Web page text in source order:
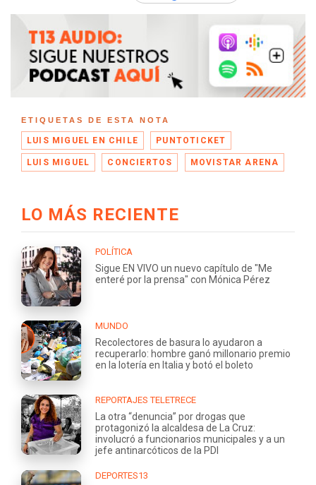
ETIQUETAS DE ESTA NOTA
LUIS MIGUEL EN CHILE PUNTOTICKET
LUIS MIGUEL CONCIERTOS MOVISTAR ARENA
LO MÁS RECIENTE
POLÍTICA
Sigue EN VIVO un nuevo capítulo de "Me
enteré por la prensa" con Mónica Pérez
MUNDO
Recolectores de basura lo ayudaron a
recuperarlo: hombre ganó millonario premio
en la lotería en Italia y botó el boleto
REPORTAJES TELETRECE
La otra “denuncia” por drogas que
protagonizó la alcaldesa de La Cruz:
involucró a funcionarios municipales y a un
jefe antinarcóticos de la PDI
DEPORTES13